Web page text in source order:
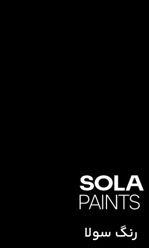
رنگ سولا